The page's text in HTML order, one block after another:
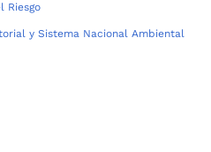
Riesgo
y Sistema Nacional Ambiental